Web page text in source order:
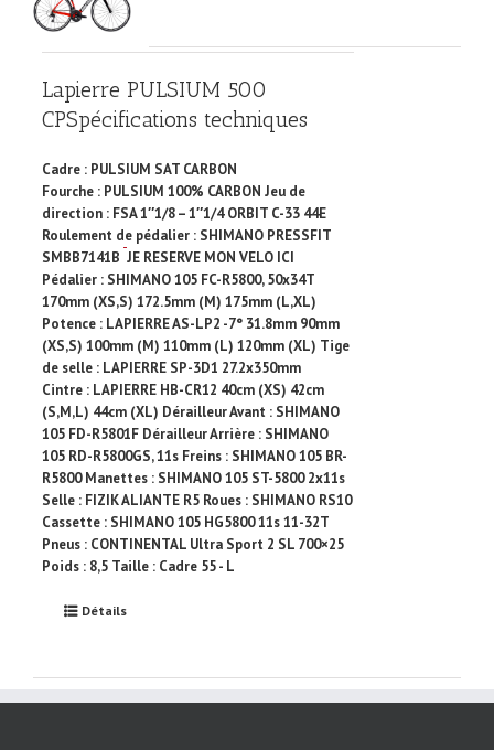
Lapierre PULSIUM 500
CPSpécifications techniques
Cadre : PULSIUM SAT CARBON
Fourche : PULSIUM 100% CARBON Jeu de
direction : FSA 1″1/8 – 1″1/4 ORBIT C-33 44E
Roulement de pédalier : SHIMANO PRESSFIT
SMBB7141B JE RESERVE MON VELO ICI
Pédalier : SHIMANO 105 FC-R5800, 50x34T
170mm (XS,S) 172.5mm (M) 175mm (L,XL)
Potence : LAPIERRE AS-LP2 -7° 31.8mm 90mm
(XS,S) 100mm (M) 110mm (L) 120mm (XL) Tige
de selle : LAPIERRE SP-3D1 27.2x350mm
Cintre : LAPIERRE HB-CR12 40cm (XS) 42cm
(S,M,L) 44cm (XL) Dérailleur Avant : SHIMANO
105 FD-R5801F Dérailleur Arrière : SHIMANO
105 RD-R5800GS, 11s Freins : SHIMANO 105 BR-
R5800 Manettes : SHIMANO 105 ST-5800 2x11s
Selle : FIZIK ALIANTE R5 Roues : SHIMANO RS10
Cassette : SHIMANO 105 HG5800 11s 11-32T
Pneus : CONTINENTAL Ultra Sport 2 SL 700×25
Poids : 8,5 Taille : Cadre 55 - L
Détails